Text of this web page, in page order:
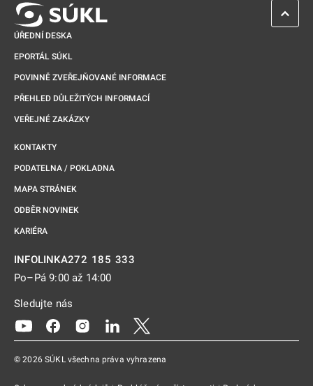
ÚŘEDNÍ DESKA
EPORTÁL SÚKL
POVINNĚ ZVEŘEJŇOVANÉ INFORMACE
PŘEHLED DŮLEŽITÝCH INFORMACÍ
VEŘEJNÉ ZAKÁZKY
KONTAKTY
PODATELNA / POKLADNA
MAPA STRÁNEK
ODBĚR NOVINEK
KARIÉRA
INFOLINKA272 185 333
Po–Pá 9:00 až 14:00
Sledujte nás
Odkaz se otevře na nové kartě
Odkaz se otevře na nové kartě
Odkaz se otevře na nové kartě
Odkaz se otevře na nové kartě
© 2026 SÚKL všechna práva vyhrazena
ZPĚT